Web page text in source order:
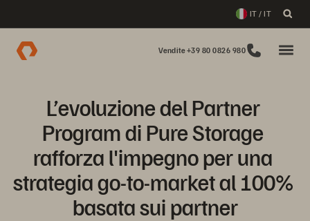
IT / IT
Vendite +39 80 0826 980
L’evoluzione del Partner
Program di Pure Storage
rafforza l'impegno per una
strategia go-to-market al 100%
basata sui partner